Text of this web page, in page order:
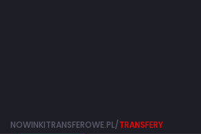
NOWINKITRANSFEROWE.PL/TRANSFERY